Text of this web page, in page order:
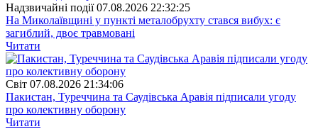
Надзвичайні події 07.08.2026 22:32:25
На Миколаївщині у пункті металобрухту стався вибух: є
загиблий, двоє травмовані
Читати
Свiт 07.08.2026 21:34:06
Пакистан, Туреччина та Саудівська Аравія підписали угоду
про колективну оборону
Читати